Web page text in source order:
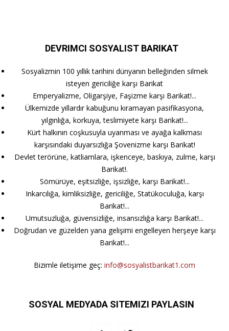
DEVRIMCI SOSYALIST BARIKAT
Sosyalizmin 100 yıllık tarihini dünyanın belleğinden silmek
isteyen gericiliğe karşı Barikat
Emperyalizme, Oligarşiye, Faşizme karşı Barikat!...
Ülkemizde yıllardır kabuğunu kıramayan pasifikasyona,
yılgınlığa, korkuya, teslimiyete karşı Barikat!...
Kürt halkının coşkusuyla uyanması ve ayağa kalkması
karşısındaki duyarsızlığa Şovenizme karşı Barikat!
Devlet terörüne, katliamlara, işkenceye, baskıya, zulme, karşı
Barikat!.
Sömürüye, eşitsizliğe, işsizliğe, karşı Barikat!...
Inkarcılığa, kimliksizliğe, gericiliğe, Statükoculuğa, karşı
Barikat!...
Umutsuzluğa, güvensizliğe, insansızlığa karşı Barikat!...
Doğrudan ve güzelden yana gelişimi engelleyen herşeye karşı
Barikat!...
Bizimle iletişime geç: info@sosyalistbarikat1.com
SOSYAL MEDYADA SITEMIZI PAYLASIN